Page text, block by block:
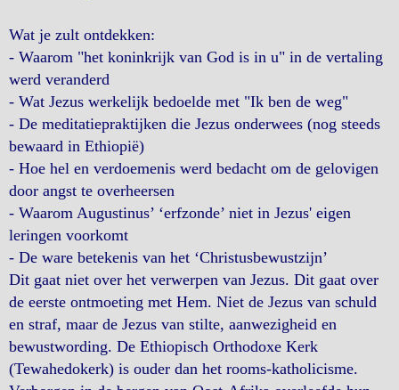
Wat je zult ontdekken:
- Waarom "het koninkrijk van God is in u" in de vertaling
werd veranderd
- Wat Jezus werkelijk bedoelde met "Ik ben de weg"
- De meditatiepraktijken die Jezus onderwees (nog steeds
bewaard in Ethiopië)
- Hoe hel en verdoemenis werd bedacht om de gelovigen
door angst te overheersen
- Waarom Augustinus’ ‘erfzonde’ niet in Jezus' eigen
leringen voorkomt
- De ware betekenis van het ‘Christusbewustzijn’
Dit gaat niet over het verwerpen van Jezus. Dit gaat over
de eerste ontmoeting met Hem. Niet de Jezus van schuld
en straf, maar de Jezus van stilte, aanwezigheid en
bewustwording. De Ethiopisch Orthodoxe Kerk
(Tewahedokerk) is ouder dan het rooms-katholicisme.